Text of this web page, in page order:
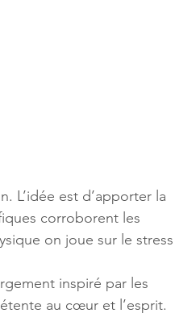
L’idée est d’apporter la
corroborent les
on joue sur le stress
inspiré par les
au cœur et l’esprit.